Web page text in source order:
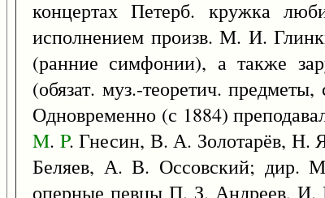
концертах Петерб. кружка
исполнением произв. М. И.
(ранние симфонии), а также
(обязат. муз.-теоретич.
Одновременно (с 1884)
M. P. Гнесин, В. А. Золотарёв,
Беляев, А. В. Оссовский;
оперные певцы П. З. Андреев, И.